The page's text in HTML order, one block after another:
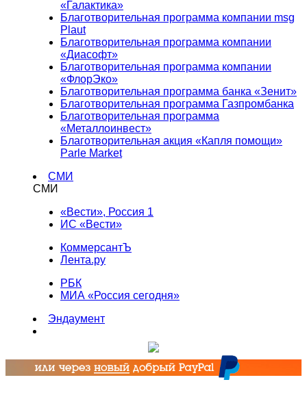
«Галактика»
Благотворительная программа компании msg
Plaut
Благотворительная программа компании
«Диасофт»
Благотворительная программа компании
«ФлорЭко»
Благотворительная программа банка «Зенит»
Благотворительная программа Газпромбанка
Благотворительная программа
«Металлоинвест»
Благотворительная акция «Капля помощи»
Parle Market
СМИ
СМИ
«Вести», Россия 1
ИС «Вести»
КоммерсантЪ
Лента.ру
РБК
МИА «Россия сегодня»
Эндаумент